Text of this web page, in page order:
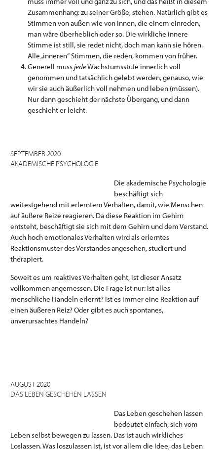
Zusammenhang: zu seiner Größe, stehen. Natürlich gibt es
Stimmen von außen wie von Innen, die einem einreden,
man wäre überheblich oder so. Die wirkliche innere
Stimme ist still, sie redet nicht, doch man kann sie hören.
Alle „inneren“ Stimmen, die reden, kommen von früher.
Generell mussjedeWachstumsstufe innerlich voll
genommen und tatsächlich gelebt werden, genauso, wie
wir sie auch äußerlich voll nehmen und leben (müssen).
Nur dann geschieht der nächste Übergang, und dann
geschieht er leicht.
SEPTEMBER 2020
AKADEMISCHE PSYCHOLOGIE
Die akademische Psychologie
beschäftigt sich
weitestgehend mit erlerntem Verhalten, damit, wie Menschen
auf äußere Reize reagieren. Da diese Reaktion im Gehirn
entsteht, beschäftigt sie sich mit dem Gehirn und dem Verstand.
Auch hoch emotionales Verhalten wird als erlerntes
Reaktionsmuster des Verstandes angesehen, studiert und
therapiert.
Soweit es um reaktives Verhalten geht, ist dieser Ansatz
vollkommen angemessen. Die Frage ist nur: Ist alles
menschliche Handeln erlernt? Ist es immer eine Reaktion auf
einen äußeren Reiz? Oder gibt es auch spontanes,
unverursachtes Handeln?
AUGUST 2020
DAS LEBEN GESCHEHEN LASSEN
Das Leben geschehen lassen
bedeutet einfach, sich vom
Leben selbst bewegen zu lassen. Das ist auch wirkliches
Loslassen. Was loszulassen ist, ist vor allem die Idee, das Leben